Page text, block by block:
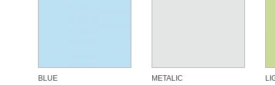
BLUE METALIC